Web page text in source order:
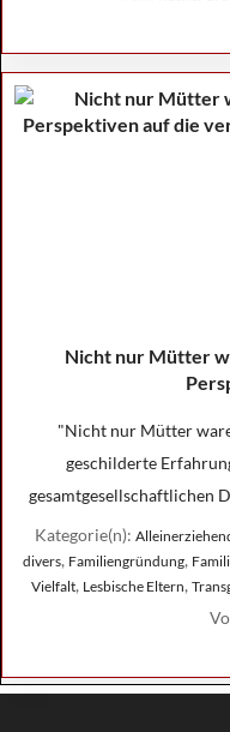
Nicht nur Mütter
"Nicht nur Mütter
geschilderte
gesamtgesellschaftlichen
Kategorie(n):
divers, Familiengründung,
Vielfalt, Lesbische Eltern,